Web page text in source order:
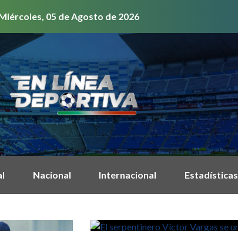
05 de Agosto de 2026
Nacional Internacional Estadísticas